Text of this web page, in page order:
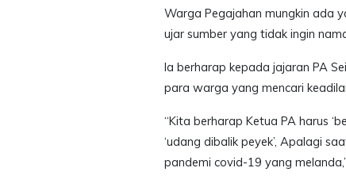
Warga Pegajahan mungkin ada
ujar sumber yang tidak ingin
Ia berharap kepada jajaran PA
para warga yang mencari
“Kita berharap Ketua PA harus
‘udang dibalik peyek’, Apalagi
pandemi covid-19 yang